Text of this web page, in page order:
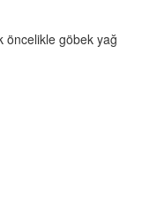
öncelikle göbek yağ